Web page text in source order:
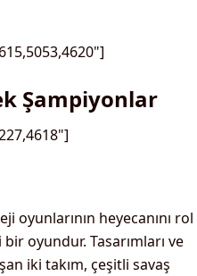
Şampiyonlar
oyunlarının heyecanını
oyundur. Tasarımları ve
iki takım, çeşitli savaş